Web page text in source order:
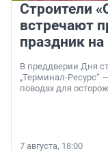
Строители
встречают
праздник на
В преддверии Дня
„Терминал-Ресурс“
поводах для
7 августа, 18:00